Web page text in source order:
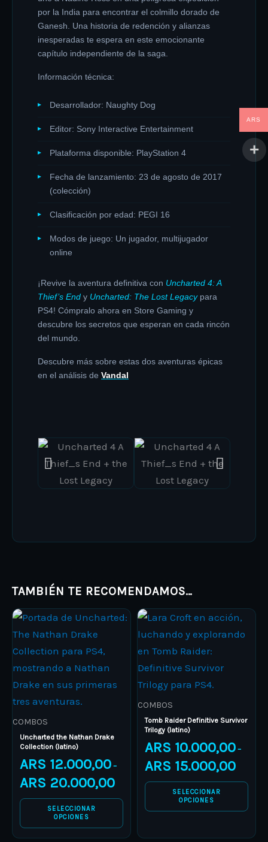
por la India para encontrar el colmillo dorado de
Ganesh. Una historia de redención y alianzas
inesperadas te espera en este emocionante
capítulo independiente de la saga.
Información técnica:
Desarrollador: Naughty Dog
Editor: Sony Interactive Entertainment
Plataforma disponible: PlayStation 4
Fecha de lanzamiento: 23 de agosto de 2017
(colección)
Clasificación por edad: PEGI 16
Modos de juego: Un jugador, multijugador
online
¡Revive la aventura definitiva con Uncharted 4: A
Thief’s End y Uncharted: The Lost Legacypara
PS4! Cómpralo ahora en Store Gaming y
descubre los secretos que esperan en cada rincón
del mundo.
Descubre más sobre estas dos aventuras épicas
en el análisis de Vandal
TAMBIÉN TE RECOMENDAMOS…
COMBOS
Uncharted the Nathan Drake
Collection (latino)
ARS 12.000,00 –
ARS 20.000,00
Price
range:
ARS 12.000,00
ARS 20.000,00
SELECCIONAR
OPCIONES
This
product
has
multiple
variants.
The
options
may
be
chosen
on
the
page
COMBOS
Tomb Raider Definitive Survivor
Trilogy (latino)
ARS 10.000,00 –
ARS 15.000,00
range:
ARS
SELECCIONAR
OPCIONES
This
product
has
multiple
variants.
The
options
may
be
chosen
on
page
ARS